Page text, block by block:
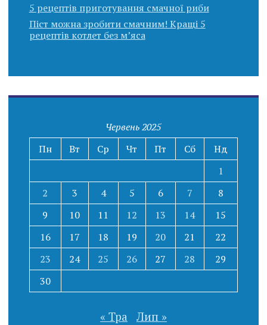
5 рецептів приготування смачної риби
Піст можна зробити смачним! Кращі 5
рецептів котлет без м’яса
Червень 2025
Пн
Вт Ср Чт Пт Сб
Нд
1
2
3 4 5 6 7
8
9
10 11 12 13 14
15
16
17 18 19 20 21
22
23
24 25 26 27 28
29
30
« Тра Лип »